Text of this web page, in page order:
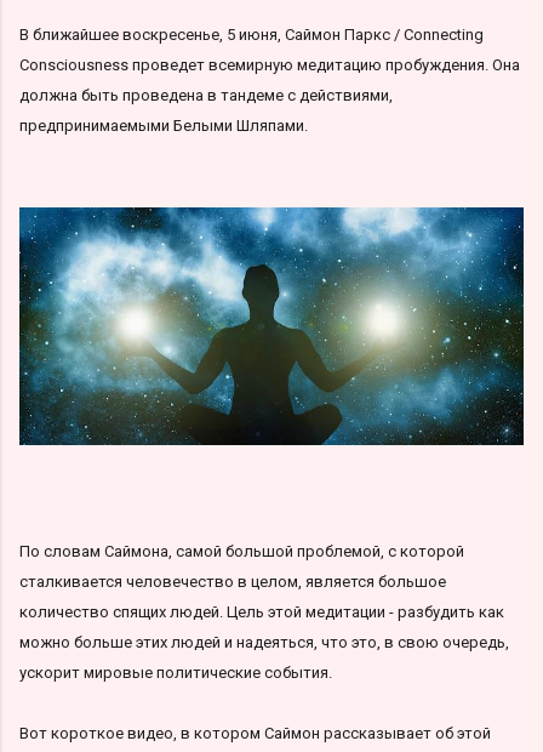
В ближайшее воскресенье, 5 июня, Саймон Паркс / Connecting
Consciousness проведет всемирную медитацию пробуждения. Она
должна быть проведена в тандеме с действиями,
предпринимаемыми Белыми Шляпами.
По словам Саймона, самой большой проблемой, с которой
сталкивается человечество в целом, является большое
количество спящих людей. Цель этой медитации - разбудить как
можно больше этих людей и надеяться, что это, в свою очередь,
ускорит мировые политические события.
Вот короткое видео, в котором Саймон рассказывает об этой